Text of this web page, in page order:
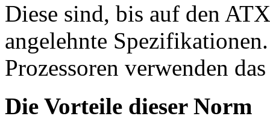
Diese sind, bis auf den
angelehnte
Prozessoren verwenden
Die Vorteile dieser Norm